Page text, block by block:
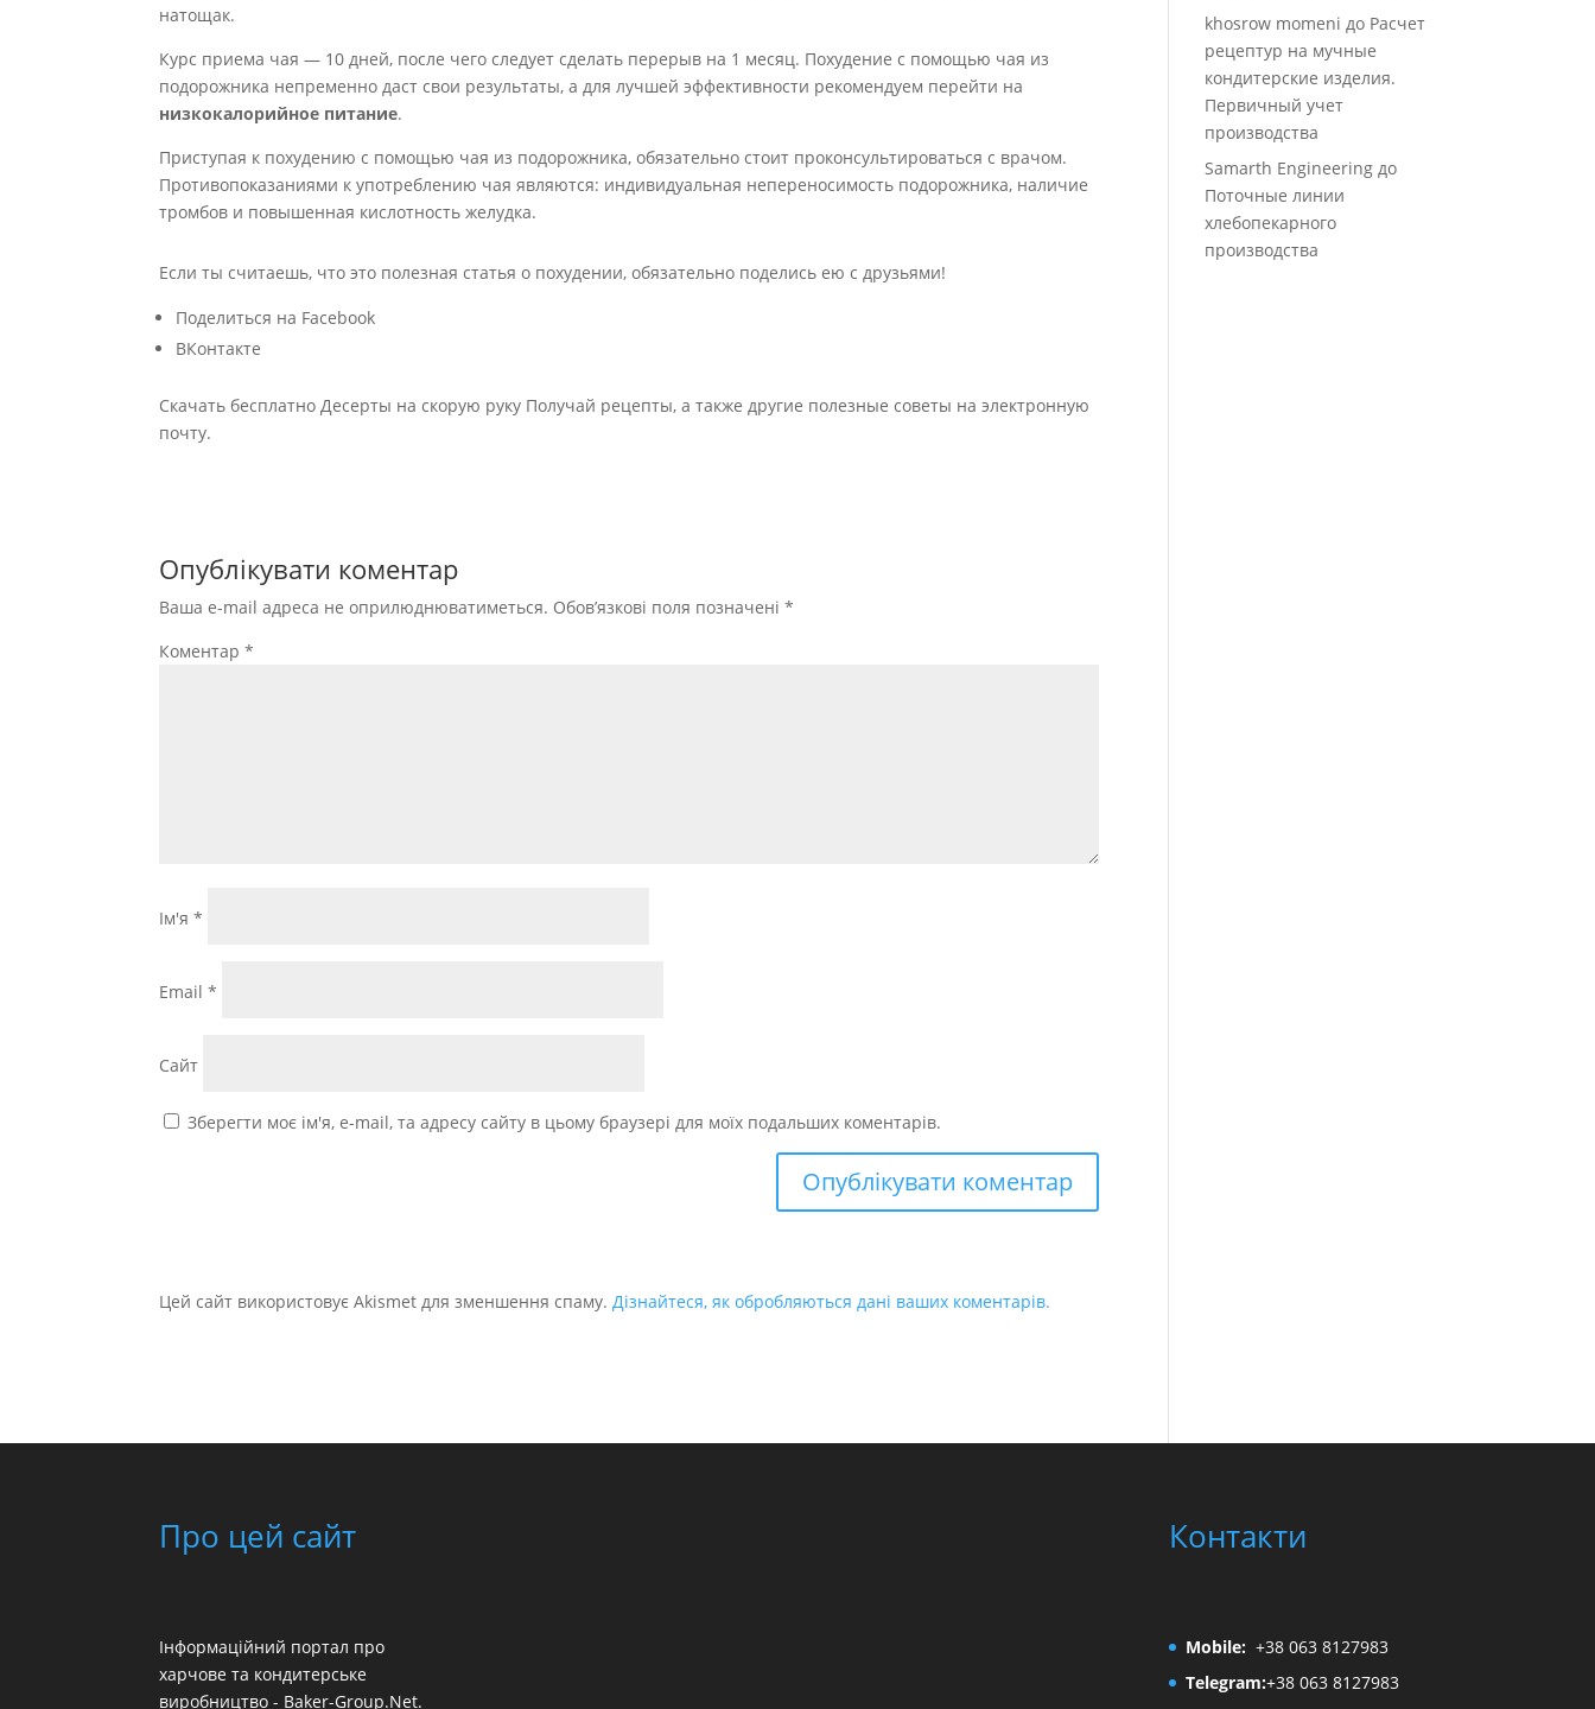
натощак.
Курс приема чая — 10 дней, после чего следует сделать перерыв на 1 месяц. Похудение с помощью чая из
подорожника непременно даст свои результаты, а для лучшей эффективности рекомендуем перейти на
низкокалорийное питание.
Приступая к похудению с помощью чая из подорожника, обязательно стоит проконсультироваться с врачом.
Противопоказаниями к употреблению чая являются: индивидуальная непереносимость подорожника, наличие
тромбов и повышенная кислотность желудка.
Если ты считаешь, что это полезная статья о похудении, обязательно поделись ею с друзьями!
Поделиться на Facebook
ВКонтакте
Скачать бесплатно Десерты на скорую руку Получай рецепты, а также другие полезные советы на электронную
почту.
Опублікувати коментар
Ваша e-mail адреса не оприлюднюватиметься. Обов’язкові поля позначені*
Коментар*
Ім'я*
Email*
Сайт
Зберегти моє ім'я, e-mail, та адресу сайту в цьому браузері для моїх подальших коментарів.
Цей сайт використовує Akismet для зменшення спаму.Дізнайтеся, як обробляються дані ваших коментарів.
khosrow momeni до Расчет
рецептур на мучные
кондитерские изделия.
Первичный учет
производства
Samarth Engineering до
Поточные линии
хлебопекарного
производства
Про цей сайт
Інформаційний портал про
харчове та кондитерське
виробництво - Baker-Group.Net.
Контакти
Mobile:+38 063 8127983
Telegram:+38 063 8127983